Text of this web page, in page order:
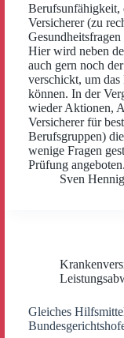
Berufsunfähigkeit,
Versicherer (zu
Hier wird neben
auch gern noch
verschickt, um das
können. In der
wieder Aktionen,
Versicherer für
Berufsgruppen)
wenige Fragen
Prüfung
Sven Hennig
Gleiches